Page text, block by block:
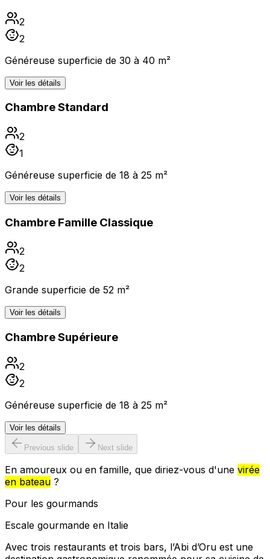
2
2
Généreuse superficie de 30 à 40 m²
Voir les détails
Chambre Standard
2
1
Généreuse superficie de 18 à 25 m²
Voir les détails
Chambre Famille Classique
2
2
Grande superficie de 52 m²
Voir les détails
Chambre Supérieure
2
2
Généreuse superficie de 18 à 25 m²
Voir les détails
Previous slide Next slide
En amoureux ou en famille, que diriez-vous d'une virée
en bateau ?
Pour les gourmands
Escale gourmande en Italie
Avec trois restaurants et trois bars, l’Abi d’Oru est une